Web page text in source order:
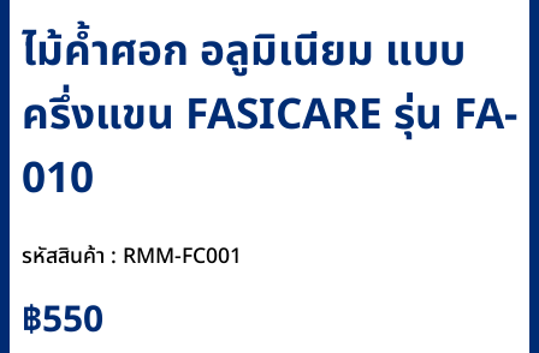
ไม้ค้ำศอก อลูมิเนียม แบบ
ครึ่งแขน FASICARE รุ่น FA-
010
รหัสสินค้า : RMM-FC001
฿550